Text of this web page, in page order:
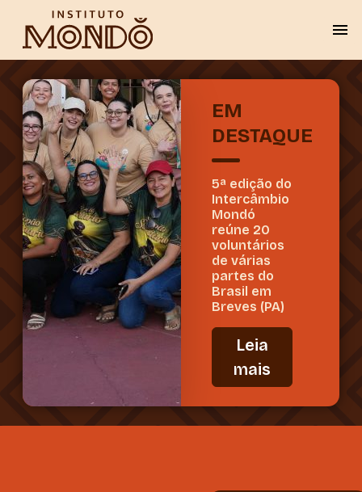
EM
DESTAQUE
5ª edição do
Intercâmbio
Mondó
reúne 20
voluntários
de várias
partes do
Brasil em
Breves (PA)
Leia
mais